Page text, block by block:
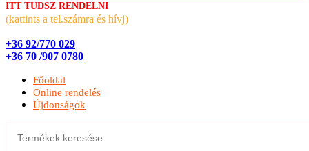
ITT TUDSZ RENDELNI
(kattints a tel.számra és hívj)
+36 92/770 029
+36 70 /907 0780
Főoldal
Online rendelés
Újdonságok